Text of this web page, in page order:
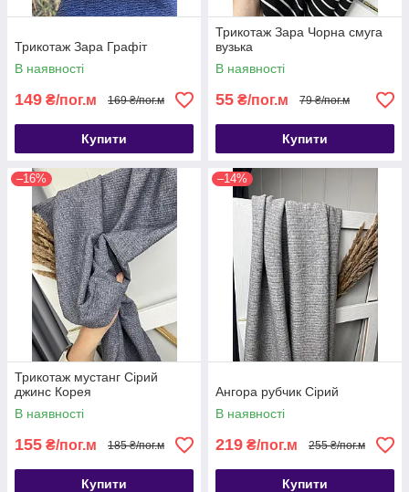
Трикотаж Зара Графіт
В наявності
149 ₴/пог.м 169 ₴/пог.м
Купити
Трикотаж Зара Чорна смуга
вузька
В наявності
55 ₴/пог.м 79 ₴/пог.м
Купити
–16%
Трикотаж мустанг Сірий
джинс Корея
В наявності
155 ₴/пог.м 185 ₴/пог.м
Купити
–14%
Ангора рубчик Сірий
В наявності
219 ₴/пог.м 255 ₴/пог.м
Купити